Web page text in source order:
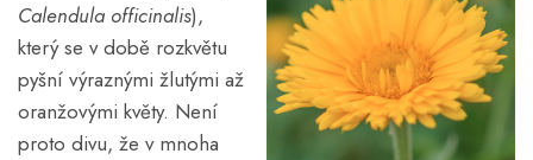
Calendula officinalis),
který se v době rozkvětu
pyšní výraznými žlutými až
oranžovými květy. Není
proto divu, že v mnoha